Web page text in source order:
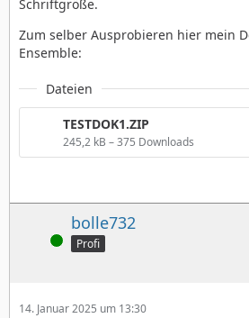
Schriftgröße.
Zum selber Ausprobieren hier mein
Ensemble:
Dateien
TESTDOK1.ZIP
245,2 kB – 375 Downloads
Online
bolle732
Profi
14. Januar 2025 um 13:30